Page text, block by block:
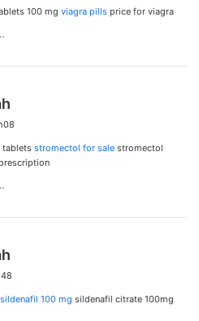
100 mg viagra pills price for viagra
t
:
tablets stromectol for sale stromectol
t
sildenafil 100 mg sildenafil citrate 100mg